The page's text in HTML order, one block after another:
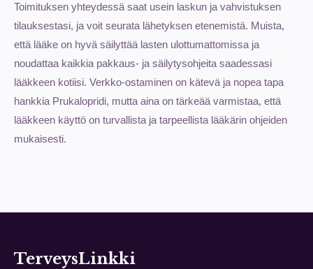
Toimituksen yhteydessä saat usein laskun ja vahvistuksen
tilauksestasi, ja voit seurata lähetyksen etenemistä. Muista,
että lääke on hyvä säilyttää lasten ulottumattomissa ja
noudattaa kaikkia pakkaus- ja säilytysohjeita saadessasi
lääkkeen kotiisi. Verkko-ostaminen on kätevä ja nopea tapa
hankkia Prukalopridi, mutta aina on tärkeää varmistaa, että
lääkkeen käyttö on turvallista ja tarpeellista lääkärin ohjeiden
mukaisesti.
TerveysLinkki